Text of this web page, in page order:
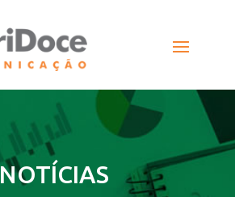
NOTÍCIAS